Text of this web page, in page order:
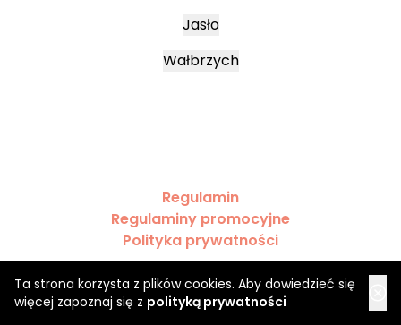
Ta strona korzysta z plików cookies. Aby dowiedzieć się
więcej zapoznaj się z polityką prywatności
Jasło
Wałbrzych
Regulamin
Regulaminy promocyjne
Polityka prywatności